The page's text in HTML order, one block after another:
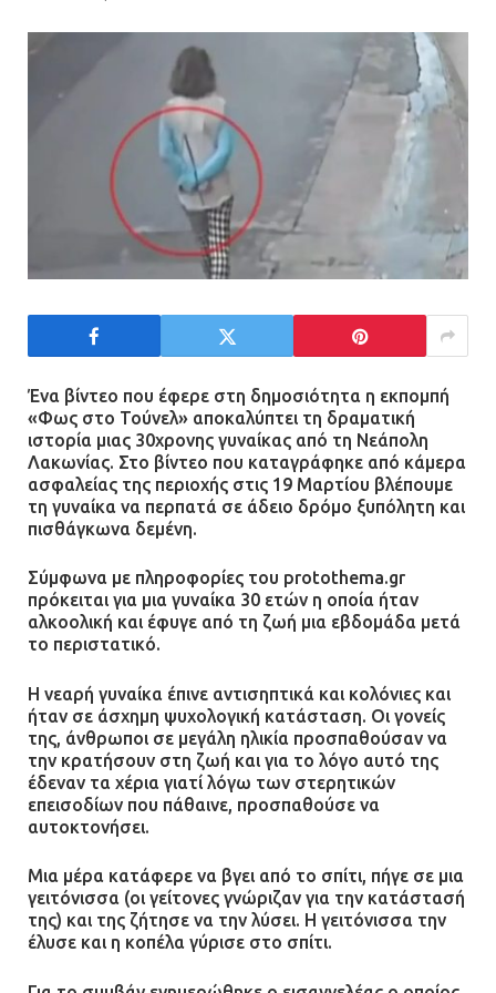
Τηλεφωνικές απάτες με λεία
130.000 ευρώ στην Αττική
13.07.2026 | 20:44
Ασπρόπυργος: Πέθανε ένας από
τους σοβαρά εγκαυματίες της
μεγάλης έκρηξης στο εργοστάσιο
αστυνομικοί για τους
πυροβολισμούς κατά του 20χρονου
με αναπηρία
11.07.2026 | 22:59
Ένα πουλί «υπεύθυνο» για την
Μάνδρα
09.07.2026 | 11:12
Φωτιά σε επιχείρηση στον
Ασπρόπυργο – Ήχησε το 112
09.07.2026 | 09:19
αστυνομικούς
08.07.2026 | 22:30
Ένα βίντεο που έφερε στη δημοσιότητα η εκπομπή
«Φως στο Τούνελ» αποκαλύπτει τη δραματική
ιστορία μιας 30χρονης γυναίκας από τη Νεάπολη
Λακωνίας. Στο βίντεο που καταγράφηκε από κάμερα
ασφαλείας της περιοχής στις 19 Μαρτίου βλέπουμε
τη γυναίκα να περπατά σε άδειο δρόμο ξυπόλητη και
πισθάγκωνα δεμένη.
Σύμφωνα με πληροφορίες του protothema.gr
πρόκειται για μια γυναίκα 30 ετών η οποία ήταν
αλκοολική και έφυγε από τη ζωή μια εβδομάδα μετά
το περιστατικό.
Η νεαρή γυναίκα έπινε αντισηπτικά και κολόνιες και
ήταν σε άσχημη ψυχολογική κατάσταση. Οι γονείς
της, άνθρωποι σε μεγάλη ηλικία προσπαθούσαν να
την κρατήσουν στη ζωή και για το λόγο αυτό της
έδεναν τα χέρια γιατί λόγω των στερητικών
επεισοδίων που πάθαινε, προσπαθούσε να
αυτοκτονήσει.
Μια μέρα κατάφερε να βγει από το σπίτι, πήγε σε μια
γειτόνισσα (οι γείτονες γνώριζαν για την κατάστασή
της) και της ζήτησε να την λύσει. Η γειτόνισσα την
έλυσε και η κοπέλα γύρισε στο σπίτι.